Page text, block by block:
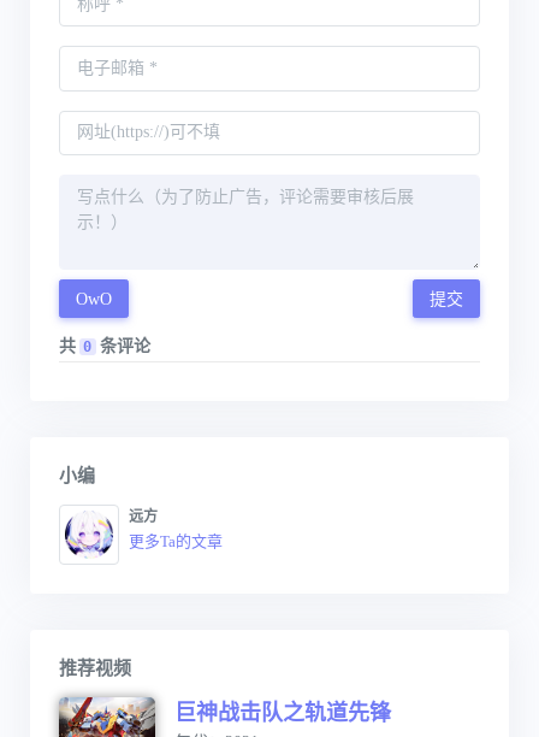
OwO 提交
共 0 条评论
小编
远方
更多Ta的文章
推荐视频
巨神战击队之轨道先锋